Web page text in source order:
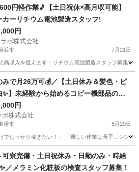
未経験
円軽作業🎵【土日祝休×高月収可能】
カーリチウム電池製造スタッフ!
円
ラボ株式会社
浜市 7月21日
高収入を狙えます！リチウム電池製造スタッフ募集
社会保険
みで月26万可💰／【土日休み＆髪色・ピ
✨】未経験から始めるコピー機部品のカ
掃・検査スタッフ💻
円
ボ株式会社
場市 5月29日
でしっかり稼ぎたい！」 「難しい作業は苦手…シン
未経験
可寮完備・土日祝休み・日勤のみ・時給
／メラミン化粧板の検査スタッフ募集！